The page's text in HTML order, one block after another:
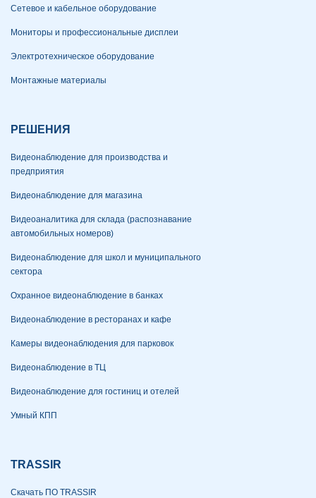
Сетевое и кабельное оборудование
Мониторы и профессиональные дисплеи
Электротехническое оборудование
Монтажные материалы
РЕШЕНИЯ
Видеонаблюдение для производства и
предприятия
Видеонаблюдение для магазина
Видеоаналитика для склада (распознавание
автомобильных номеров)
Видеонаблюдение для школ и муниципального
сектора
Охранное видеонаблюдение в банках
Видеонаблюдение в ресторанах и кафе
Камеры видеонаблюдения для парковок
Видеонаблюдение в ТЦ
Видеонаблюдение для гостиниц и отелей
Умный КПП
TRASSIR
Скачать ПО TRASSIR